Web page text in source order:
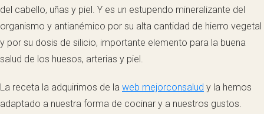
del cabello, uñas y piel. Y es un estupendo mineralizante del
organismo y antianémico por su alta cantidad de hierro vegetal
y por su dosis de silicio, importante elemento para la buena
salud de los huesos, arterias y piel.
La receta la adquirimos de la web mejorconsalud y la hemos
adaptado a nuestra forma de cocinar y a nuestros gustos.